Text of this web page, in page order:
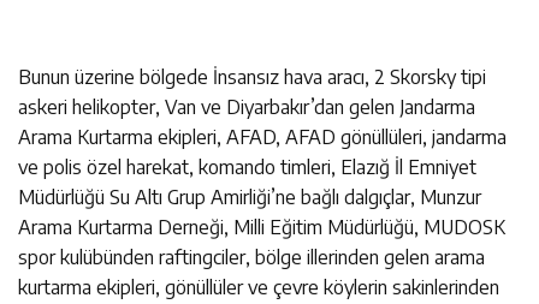
Bunun üzerine bölgede İnsansız hava aracı, 2 Skorsky tipi
askeri helikopter, Van ve Diyarbakır’dan gelen Jandarma
Arama Kurtarma ekipleri, AFAD, AFAD gönüllüleri, jandarma
ve polis özel harekat, komando timleri, Elazığ İl Emniyet
Müdürlüğü Su Altı Grup Amirliği’ne bağlı dalgıçlar, Munzur
Arama Kurtarma Derneği, Milli Eğitim Müdürlüğü, MUDOSK
spor kulübünden raftingciler, bölge illerinden gelen arama
kurtarma ekipleri, gönüllüler ve çevre köylerin sakinlerinden